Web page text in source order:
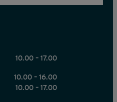
10.00 – 17.00
10.00 – 16.00
10.00 – 17.00